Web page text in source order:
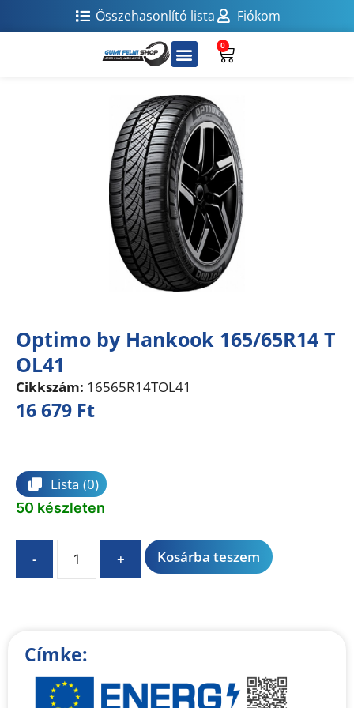
Összehasonlító lista Fiókom
0
Optimo by Hankook 165/65R14 T
OL41
Cikkszám: 16565R14TOL41
16 679 Ft
Lista (0)
50 készleten
- + Kosárba teszem
t
Címke: